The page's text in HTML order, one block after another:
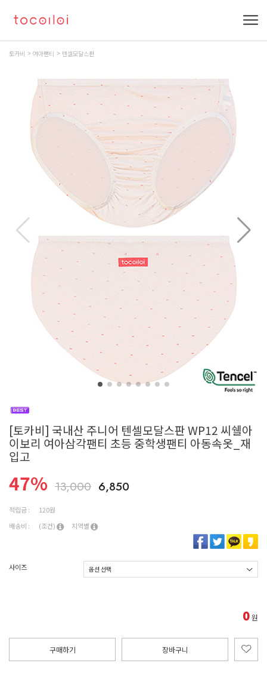
토카비 여아팬티 텐셀모달스판
[토카비] 국내산 주니어 텐셀모달스판 WP12 씨쉘아
이보리 여아삼각팬티 초등 중학생팬티 아동속옷_재
입고
47% 13,000 6,850
적립금 :
120원
배송비 :
(조건) 지역별
사이즈
0원
구매하기 장바구니